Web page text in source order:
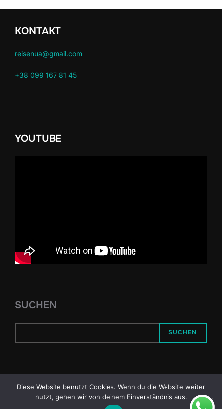
KONTAKT
reisenua@gmail.com
+38 099 167 81 45
YOUTUBE
SUCHEN
SUCHEN
Inspiro Themevon WPZOOM
Diese Website benutzt Cookies. Wenn du die Website weiter
nutzt, gehen wir von deinem Einverständnis aus.